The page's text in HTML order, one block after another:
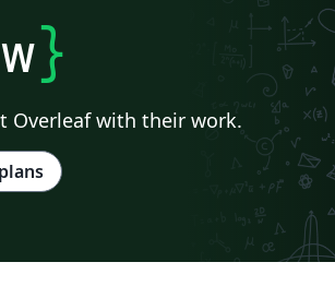
}
Overleaf with their work.